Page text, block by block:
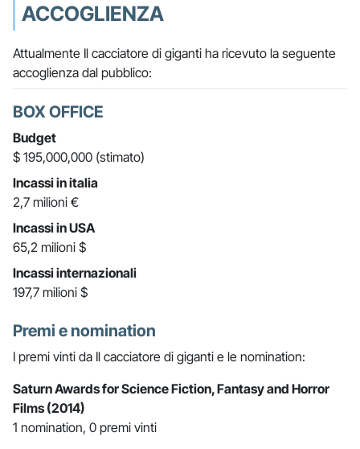
ACCOGLIENZA
Attualmente Il cacciatore di giganti ha ricevuto la seguente
accoglienza dal pubblico:
BOX OFFICE
Budget
$ 195,000,000 (stimato)
Incassi in italia
2,7 milioni €
Incassi in USA
65,2 milioni $
Incassi internazionali
197,7 milioni $
Premi e nomination
I premi vinti da Il cacciatore di giganti e le nomination:
Saturn Awards for Science Fiction, Fantasy and Horror
Films (2014)
1 nomination, 0 premi vinti